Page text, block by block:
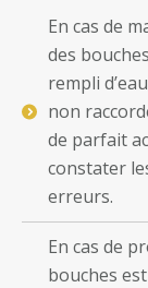
En cas de
des
rempli
non
de parfait
constater
erreurs.
En cas de
bouches